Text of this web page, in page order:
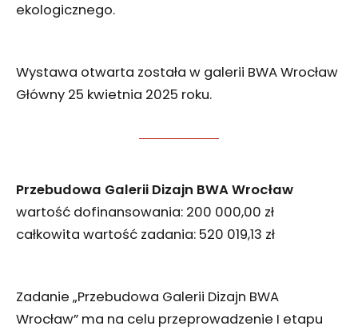
ekologicznego.
Wystawa otwarta została w galerii BWA Wrocław
Główny 25 kwietnia 2025 roku.
Przebudowa Galerii Dizajn BWA Wrocław
wartość dofinansowania: 200 000,00 zł
całkowita wartość zadania: 520 019,13 zł
Zadanie „Przebudowa Galerii Dizajn BWA
Wrocław” ma na celu przeprowadzenie I etapu